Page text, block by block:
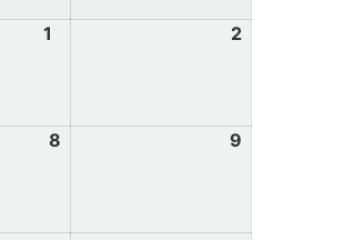
1 2
8 9